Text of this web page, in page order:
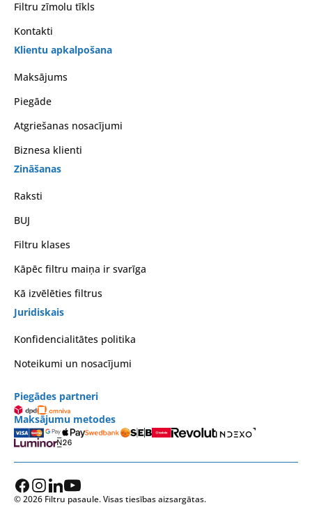
Filtru zīmolu tīkls
Kontakti
Klientu apkalpošana
Maksājums
Piegāde
Atgriešanas nosacījumi
Biznesa klienti
Zināšanas
Raksti
BUJ
Filtru klases
Kāpēc filtru maiņa ir svarīga
Kā izvēlēties filtrus
Juridiskais
Konfidencialitātes politika
Noteikumi un nosacījumi
Piegādes partneri
Maksājumu metodes
© 2026 Filtru pasaule. Visas tiesības aizsargātas.